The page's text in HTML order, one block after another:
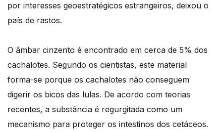
por interesses geoestratégicos estrangeiros, deixou o
país de rastos.
O âmbar cinzento é encontrado em cerca de 5% dos
cachalotes. Segundo os cientistas, este material
forma-se porque os cachalotes não conseguem
digerir os bicos das lulas. De acordo com teorias
recentes, a substância é regurgitada como um
mecanismo para proteger os intestinos dos cetáceos.